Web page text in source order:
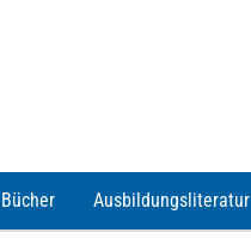
Bücher Ausbildungsliteratur